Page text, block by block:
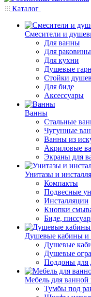
Каталог
Смесители и
Для ванны
Для раковины
Для кухни
Душевые
Стойки
Для биде
Аксессуары
Ванны
Стальные
Чугунные
Ванны из
Акриловые
Экраны для
Унитазы и
Компакты
Подвесные
Инсталляции
Кнопки
Биде,
Душевые кабины и
Душевые
Душевые
Поддоны для
Мебель для ванной
Тумбы под